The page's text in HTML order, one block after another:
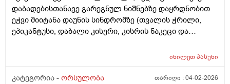
დაბადებისთანავე გარეგნულ ნიშნებზე დაყრდნობით
ეჭვი მიიტანა დაუნის სინდრომზე (თვალის ჭრილი,
ეპიკანტუსი, დაბალი კისერი, კისრის ნაკეცი და
აღმოაჩნდა გულის მანკი, ასევე სმენის პრობლემა და
მირჩიოთ ჯერ გენეტიკოსის კონსულტაცია მჭირდება
იხილეთპასუხი
კატეგორია - ორსულობა თარიღი :04-02-2026